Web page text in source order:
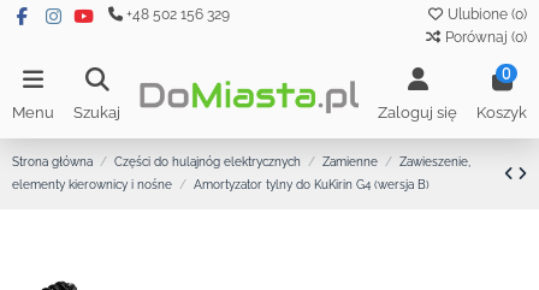
+48 502 156 329 Ulubione (0)
Porównaj (0)
Menu Szukaj Zaloguj się
0
Koszyk
Strona główna Części do hulajnóg elektrycznych Zamienne
Zawieszenie,
elementy kierownicy i nośne
Amortyzator tylny do KuKirin G4 (wersja B)